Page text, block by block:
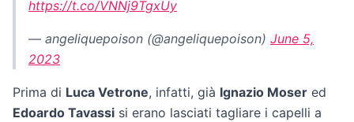
https://t.co/VNNj9TgxUy
— angeliquepoison (@angeliquepoison) June 5,
2023
Prima di Luca Vetrone, infatti, già Ignazio Moser ed
Edoardo Tavassi si erano lasciati tagliare i capelli a